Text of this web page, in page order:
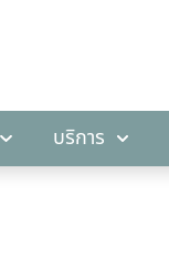
บริการ